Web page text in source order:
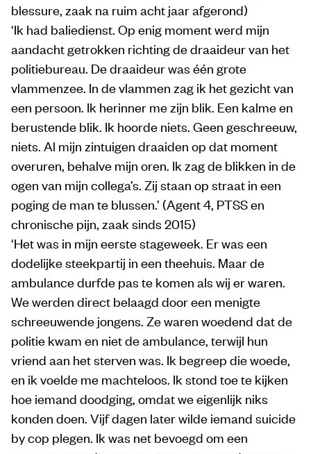
blessure, zaak na ruim acht jaar afgerond)
‘Ik had baliedienst. Op enig moment werd mijn
aandacht getrokken richting de draaideur van het
politiebureau. De draaideur was één grote
vlammenzee. In de vlammen zag ik het gezicht van
een persoon. Ik herinner me zijn blik. Een kalme en
berustende blik. Ik hoorde niets. Geen geschreeuw,
niets. Al mijn zintuigen draaiden op dat moment
overuren, behalve mijn oren. Ik zag de blikken in de
ogen van mijn collega’s. Zij staan op straat in een
poging de man te blussen.’ (Agent 4, PTSS en
chronische pijn, zaak sinds 2015)
‘Het was in mijn eerste stageweek. Er was een
dodelijke steekpartij in een theehuis. Maar de
ambulance durfde pas te komen als wij er waren.
We werden direct belaagd door een menigte
schreeuwende jongens. Ze waren woedend dat de
politie kwam en niet de ambulance, terwijl hun
vriend aan het sterven was. Ik begreep die woede,
en ik voelde me machteloos. Ik stond toe te kijken
hoe iemand doodging, omdat we eigenlijk niks
konden doen. Vijf dagen later wilde iemand suicide
by cop plegen. Ik was net bevoegd om een